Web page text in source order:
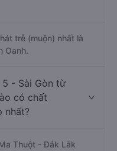
trễ (muộn) nhất là
Oanh.
5 - Sài Gòn từ
có chất
nhất?
Thuột - Đắk Lắk